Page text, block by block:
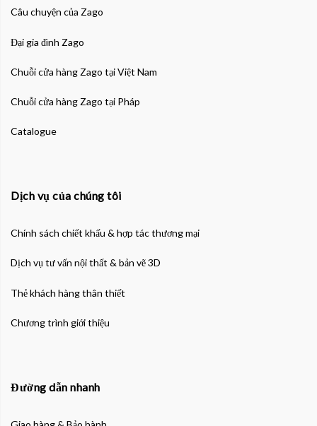
Câu chuyện của Zago
Đại gia đình Zago
Chuỗi cửa hàng Zago tại Việt Nam
Chuỗi cửa hàng Zago tại Pháp
Catalogue
Dịch vụ của chúng tôi
Chính sách chiết khấu & hợp tác thương mại
Dịch vụ tư vấn nội thất & bản vẽ 3D
Thẻ khách hàng thân thiết
Chương trình giới thiệu
Đường dẫn nhanh